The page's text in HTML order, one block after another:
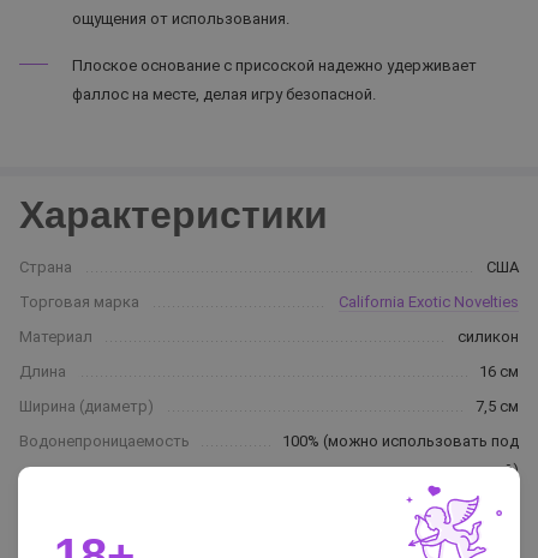
ощущения от использования.
Плоское основание с присоской надежно удерживает
фаллос на месте, делая игру безопасной.
Характеристики
Страна
США
Торговая марка
California Exotic Novelties
Материал
силикон
Длина
16 см
Ширина (диаметр)
7,5 см
Водонепроницаемость
100% (можно использовать под
водой)
черный